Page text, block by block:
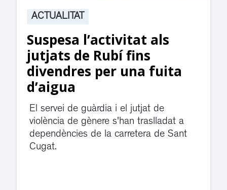
ACTUALITAT
Suspesa l’activitat als
jutjats de Rubí fins
divendres per una fuita
d’aigua
El servei de guàrdia i el jutjat de
violència de gènere s'han traslladat a
dependències de la carretera de Sant
Cugat.